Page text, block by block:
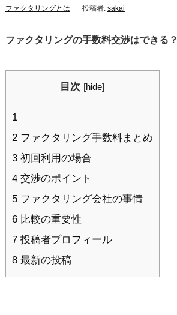
ファクタリングとは 投稿者: sakai
ファクタリングの手数料交渉はできる？
目次 [hide]
1
2 ファクタリング手数料まとめ
3 初回利用の場合
4 交渉のポイント
5 ファクタリング会社の事情
6 比較の重要性
7 投稿者プロフィール
8 最新の投稿